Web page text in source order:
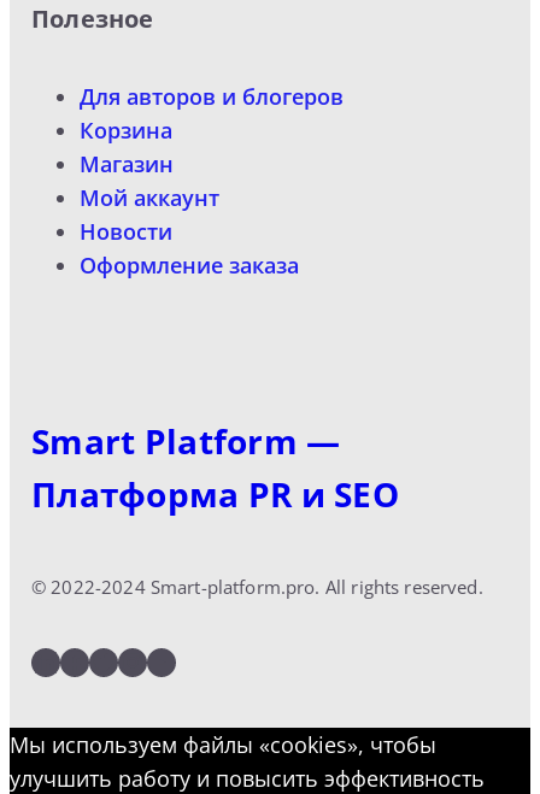
Полезное
Для авторов и блогеров
Корзина
Магазин
Мой аккаунт
Новости
Оформление заказа
Smart Platform —
Платформа PR и SEO
© 2022-2024 Smart-platform.pro. All rights reserved.
LinkedIn
Facebook
Twitter
Instagram
YouTube
Мы используем файлы «cookies», чтобы
улучшить работу и повысить эффективность